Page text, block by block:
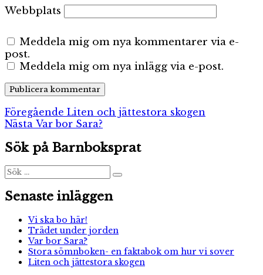
Webbplats
Meddela mig om nya kommentarer via e-
post.
Meddela mig om nya inlägg via e-post.
Inläggsnavigering
Föregående Föregående
inlägg:
Liten och jättestora skogen
Nästa Nästa
Var bor Sara?
Sök på Barnboksprat
Sök
efter:
Sök
Senaste inläggen
Vi ska bo här!
Trädet under jorden
Var bor Sara?
Stora sömnboken- en faktabok om hur vi sover
Liten och jättestora skogen